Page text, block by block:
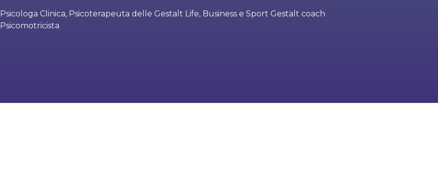
Psicologa Clinica, Psicoterapeuta delle Gestalt Life, Business e Sport Gestalt coach
Psicomotricista